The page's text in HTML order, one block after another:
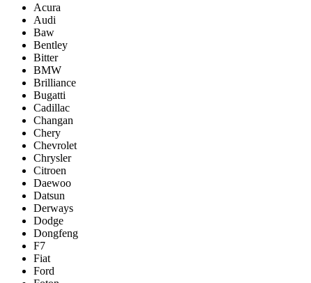
Acura
Audi
Baw
Bentley
Bitter
BMW
Brilliance
Bugatti
Cadillac
Changan
Chery
Chevrolet
Chrysler
Citroen
Daewoo
Datsun
Derways
Dodge
Dongfeng
F7
Fiat
Ford